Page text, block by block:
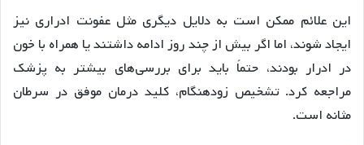
این علائم ممکن است به دلایل دیگری مثل عفونت ادراری نیز
ایجاد شوند، اما اگر بیش از چند روز ادامه داشتند یا همراه با خون
در ادرار بودند، حتماً باید برای بررسی‌های بیشتر به پزشک
مراجعه کرد. تشخیص زودهنگام، کلید درمان موفق در سرطان
مثانه است.